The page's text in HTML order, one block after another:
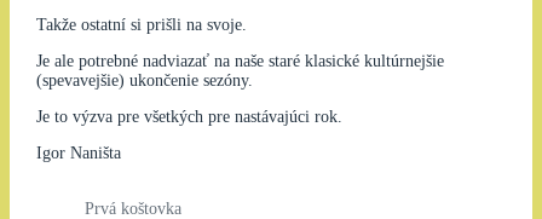
Takže ostatní si prišli na svoje.
Je ale potrebné nadviazať na naše staré klasické kultúrnejšie
(spevavejšie) ukončenie sezóny.
Je to výzva pre všetkých pre nastávajúci rok.
Igor Naništa
Prvá koštovka